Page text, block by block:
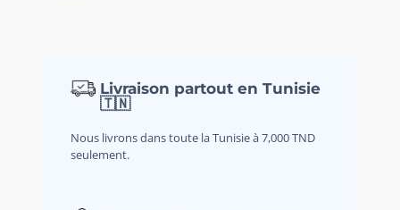
Livraison partout en Tunisie
🇹🇳
Nous livrons dans toute la Tunisie à 7,000 TND
seulement.